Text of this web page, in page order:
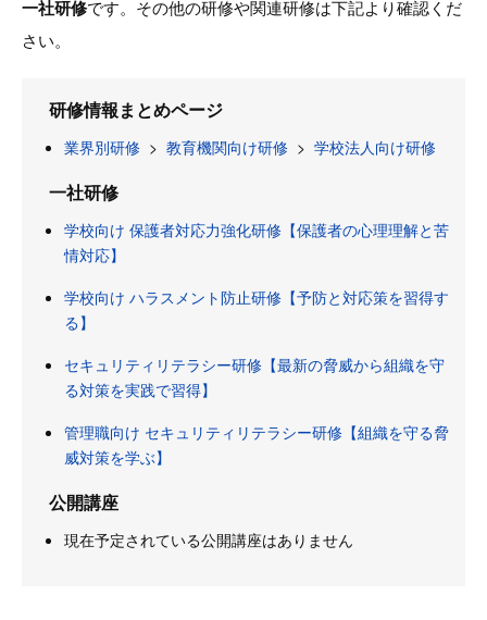
一社研修です。その他の研修や関連研修は下記より確認くだ
さい。
研修情報まとめページ
業界別研修 > 教育機関向け研修 > 学校法人向け研修
一社研修
学校向け 保護者対応力強化研修【保護者の心理理解と苦
情対応】
学校向け ハラスメント防止研修【予防と対応策を習得す
る】
セキュリティリテラシー研修【最新の脅威から組織を守
る対策を実践で習得】
管理職向け セキュリティリテラシー研修【組織を守る脅
威対策を学ぶ】
公開講座
現在予定されている公開講座はありません